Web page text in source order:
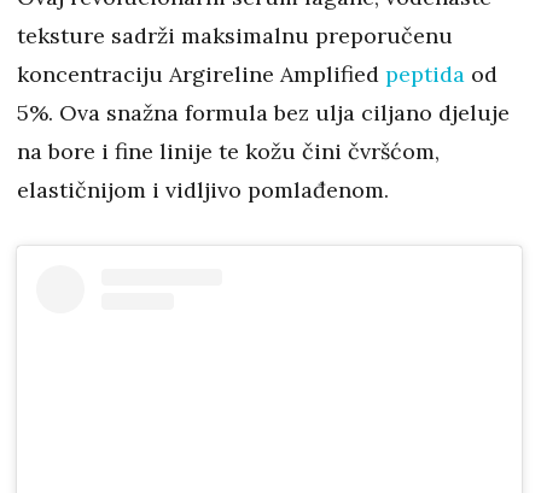
teksture sadrži maksimalnu preporučenu
koncentraciju Argireline Amplified peptida od
5%. Ova snažna formula bez ulja ciljano djeluje
na bore i fine linije te kožu čini čvršćom,
elastičnijom i vidljivo pomlađenom.